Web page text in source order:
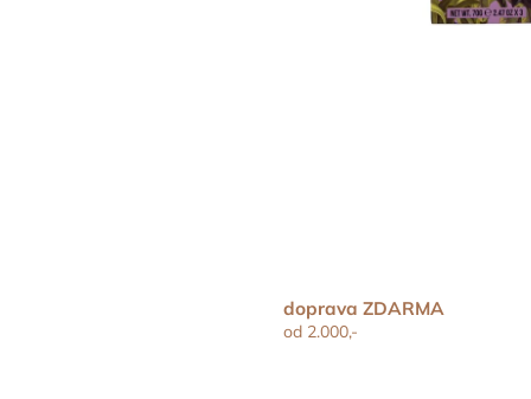
doprava ZDARMA
od 2.000,-